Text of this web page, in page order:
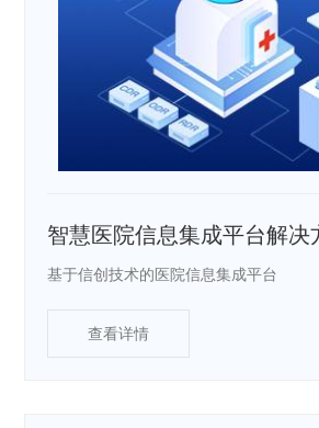
智慧医院信息集成平台解决
基于信创技术的医院信息集成平台
查看详情